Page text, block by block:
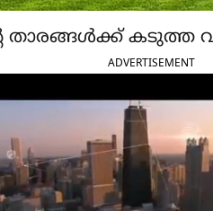
താരങ്ങൾക്ക്
ADVERTISEMENT